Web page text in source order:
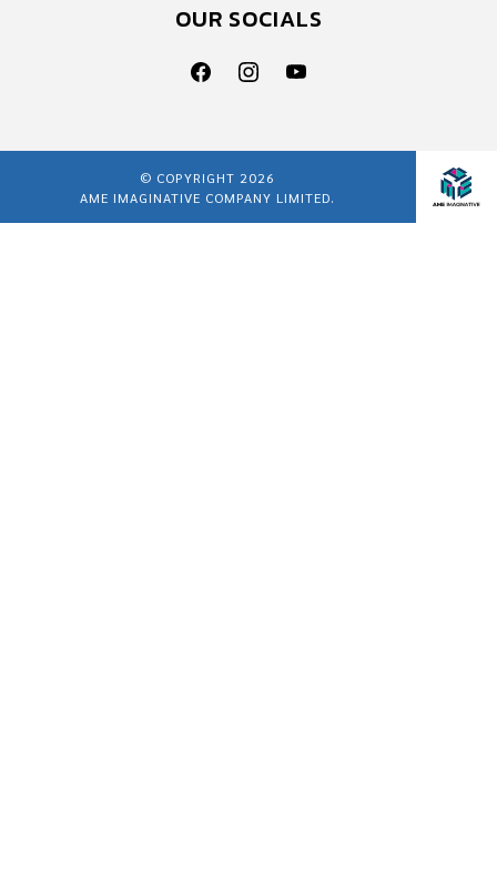
OUR SOCIALS
© COPYRIGHT 2026
AME IMAGINATIVE COMPANY LIMITED.